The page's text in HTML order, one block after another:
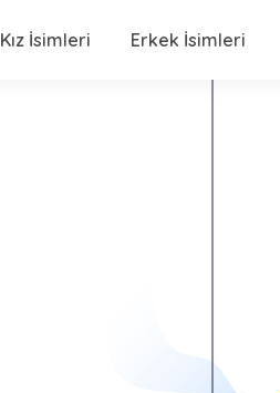
Kız İsimleri Erkek İsimleri